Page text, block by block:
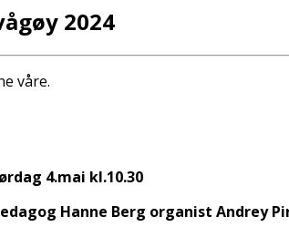
2024
våre.
4.mai kl.10.30
Hanne Berg organist Andrey